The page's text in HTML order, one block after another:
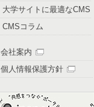
大学サイトに最適なCMS
CMSコラム
会社案内
個人情報保護方針